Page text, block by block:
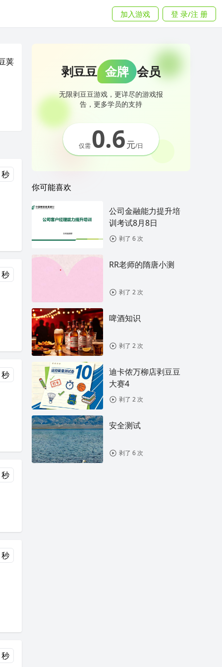
加入游戏 登 录/注 册
荚
剥豆豆 金牌 会员
无限剥豆豆游戏，更详尽的游戏报
告，更多学员的支持
仅需0.6元/日
你可能喜欢
公司金融能力提升培
训考试8月8日
剥了 6 次
RR老师的隋唐小测
剥了 2 次
啤酒知识
剥了 2 次
迪卡侬万柳店剥豆豆
大赛4
剥了 2 次
安全测试
剥了 6 次